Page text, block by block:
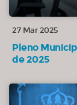
de ejecución
DAR CUENTA
cumplimiento del
primer trimestre del
27 Mar 2025
Pleno
de 2025